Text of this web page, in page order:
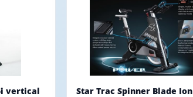
vertical
Star Trac Spinner Blade Ion